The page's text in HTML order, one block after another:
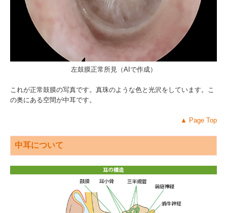
左鼓膜正常所見（AIで作成）
これが正常鼓膜の写真です。真珠のような色と光沢をしています。こ
の奥にある空間が中耳です。
▲ Page Top
中耳について